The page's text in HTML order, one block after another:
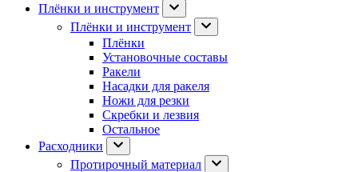
Плёнки и инструмент
Плёнки и инструмент
Плёнки
Установочные составы
Ракели
Насадки для ракеля
Ножи для резки
Скребки и лезвия
Остальное
Расходники
Протирочный материал